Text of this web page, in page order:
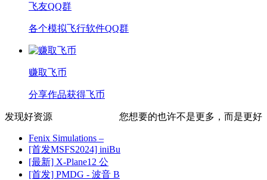
飞友QQ群
各个模拟飞行软件QQ群
赚取飞币
分享作品获得飞币
发现好资源 您想要的也许不是更多，而是更好
Fenix Simulations –
[首发MSFS2024] iniBu
[最新] X-Plane12 公
[首发] PMDG - 波音 B